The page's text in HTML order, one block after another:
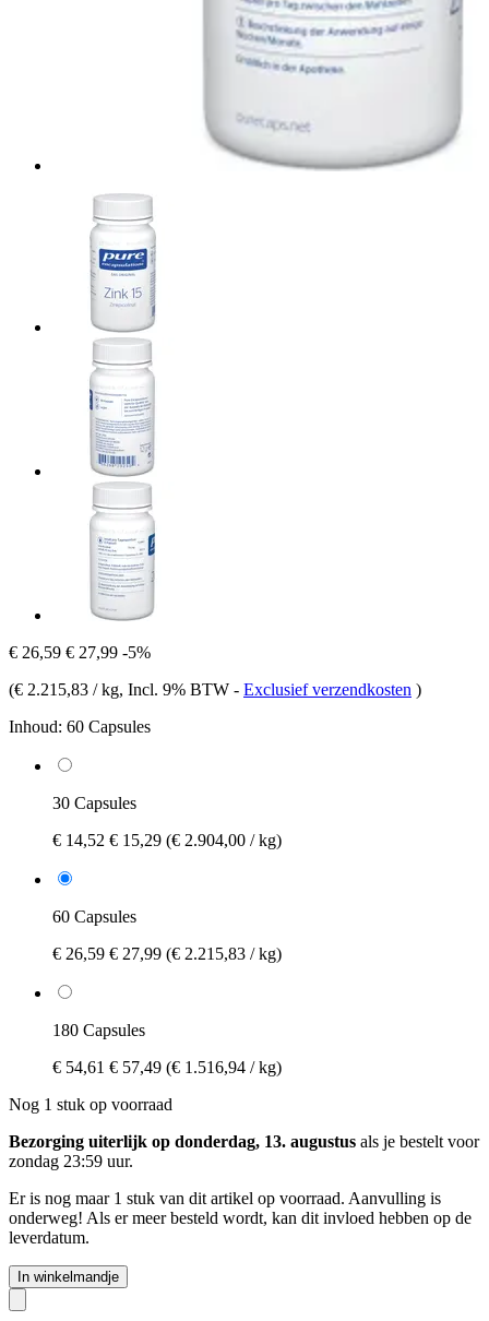
€ 26,59 € 27,99 -5%
(€ 2.215,83 / kg, Incl. 9% BTW - Exclusief verzendkosten )
Inhoud: 60 Capsules
30 Capsules
€ 14,52 € 15,29 (€ 2.904,00 / kg)
60 Capsules
€ 26,59 € 27,99 (€ 2.215,83 / kg)
180 Capsules
€ 54,61 € 57,49 (€ 1.516,94 / kg)
Nog 1 stuk op voorraad
Bezorging uiterlijk op donderdag, 13. augustus als je bestelt voor
zondag 23:59 uur.
Er is nog maar 1 stuk van dit artikel op voorraad. Aanvulling is
onderweg! Als er meer besteld wordt, kan dit invloed hebben op de
leverdatum.
In winkelmandje